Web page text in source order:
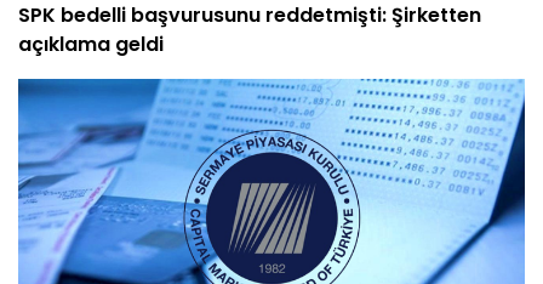
SPK bedelli başvurusunu reddetmişti: Şirketten
açıklama geldi